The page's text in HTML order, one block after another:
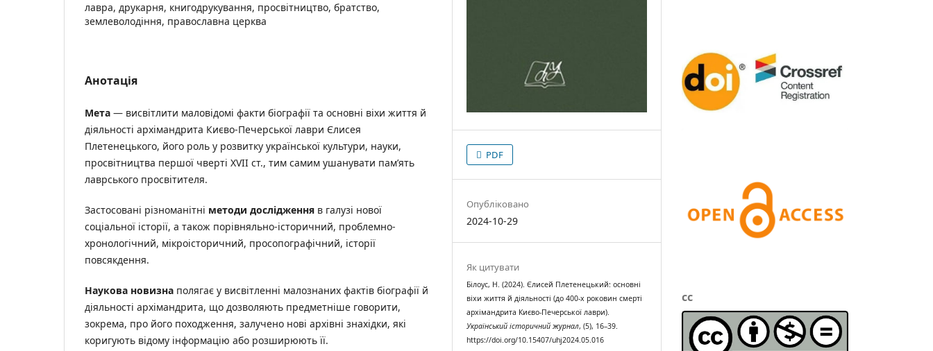
лавра, друкарня, книгодрукування, просвітництво, братство,
землеволодіння, православна церква
Анотація
Мета — висвітлити маловідомі факти біографії та основні віхи життя й
діяльності архімандрита Києво-Печерської лаври Єлисея
Плетенецького, його роль у розвитку української культури, науки,
просвітництва першої чверті XVII ст., тим самим ушанувати пам’ять
лаврського просвітителя.
Застосовані різноманітні методи дослідження в галузі нової
соціальної історії, а також порівняльно-історичний, проблемно-
хронологічний, мікроісторичний, просопографічний, історії
повсякдення.
Наукова новизна полягає у висвітленні малознаних фактів біографії й
діяльності архімандрита, що дозволяють предметніше говорити,
зокрема, про його походження, залучено нові архівні знахідки, які
коригують відому інформацію або розширюють її.
PDF
Опубліковано
2024-10-29
Як цитувати
Білоус, Н. (2024). Єлисей Плетенецький: основні
віхи життя й діяльності (до 400-х роковин смерті
архімандрита Києво-Печерської лаври).
Український історичний журнал, (5), 16–39.
https://doi.org/10.15407/uhj2024.05.016
cc